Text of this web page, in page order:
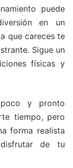
puede
en un
que careces te
Sigue un
físicas y
y pronto
tiempo, pero
forma realista
de tu